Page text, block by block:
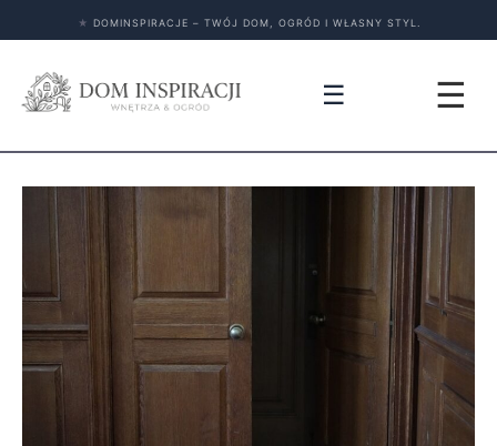
★ DOMINSPIRACJE – TWÓJ DOM, OGRÓD I WŁASNY STYL.
☰ ☰